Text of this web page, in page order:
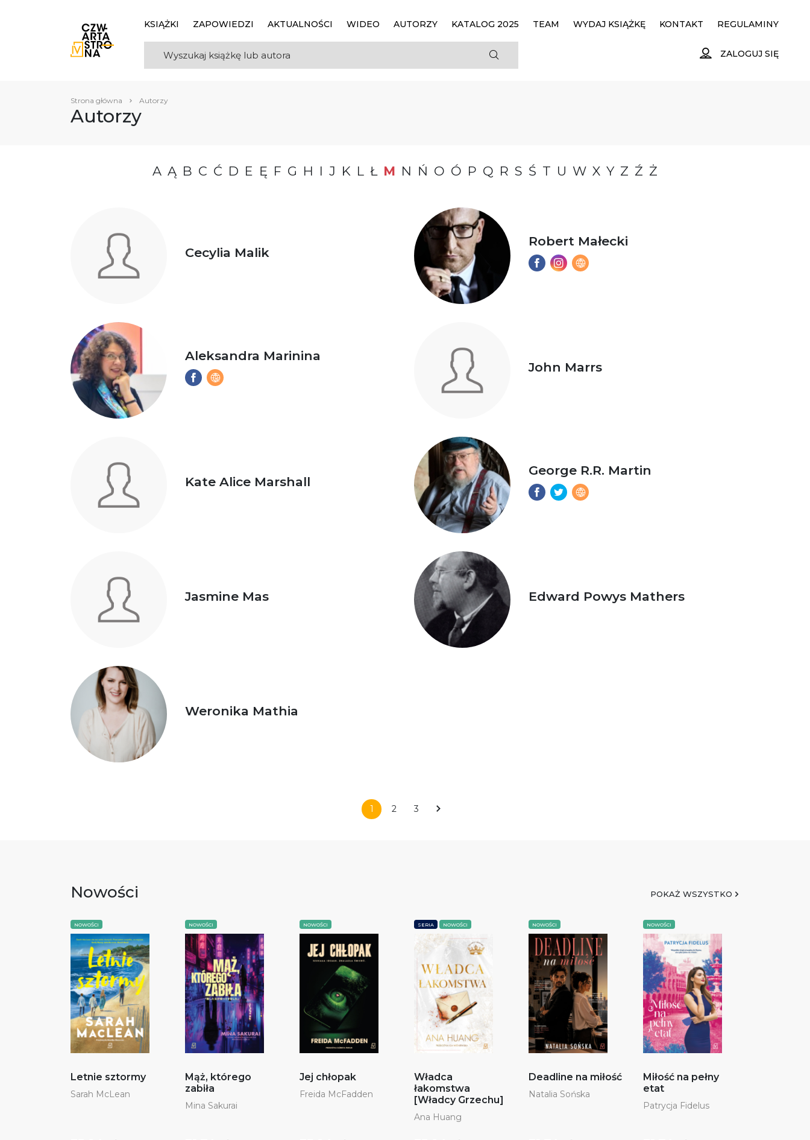
KSIĄŻKI ZAPOWIEDZI AKTUALNOŚCI WIDEO AUTORZY KATALOG 2025 TEAM WYDAJ KSIĄŻKĘ KONTAKT REGULAMINY
ZALOGUJ SIĘ
Strona główna Autorzy
Autorzy
A Ą B C Ć D E Ę F G H I J K L Ł M N Ń O Ó P Q R S Ś T U W X Y Z Ź Ż
Cecylia Malik
Robert Małecki
Aleksandra Marinina
John Marrs
Kate Alice Marshall
George R.R. Martin
Jasmine Mas Edward Powys Mathers
Weronika Mathia
1 2 3
Nowości POKAŻ WSZYSTKO
NOWOŚCI
Letnie sztormy
Sarah McLean
NOWOŚCI
Mąż, którego
zabiła
Mina Sakurai
NOWOŚCI
Jej chłopak
Freida McFadden
SERIA NOWOŚCI
Władca
łakomstwa
[Władcy Grzechu]
Ana Huang
NOWOŚCI
Deadline na miłość
Natalia Sońska
NOWOŚCI
Miłość na pełny
etat
Patrycja Fidelus